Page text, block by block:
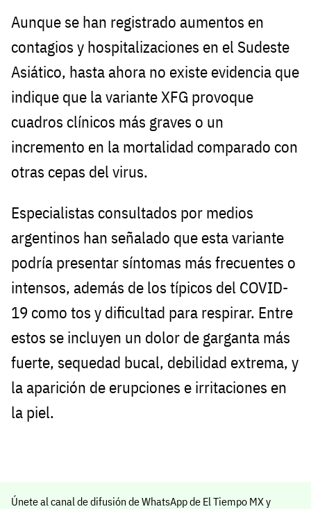
Aunque se han registrado aumentos en
contagios y hospitalizaciones en el Sudeste
Asiático, hasta ahora no existe evidencia que
indique que la variante XFG provoque
cuadros clínicos más graves o un
incremento en la mortalidad comparado con
otras cepas del virus.
Especialistas consultados por medios
argentinos han señalado que esta variante
podría presentar síntomas más frecuentes o
intensos, además de los típicos del COVID-
19 como tos y dificultad para respirar. Entre
estos se incluyen un dolor de garganta más
fuerte, sequedad bucal, debilidad extrema, y
la aparición de erupciones e irritaciones en
la piel.
Únete al canal de difusión de WhatsApp de El Tiempo MX y